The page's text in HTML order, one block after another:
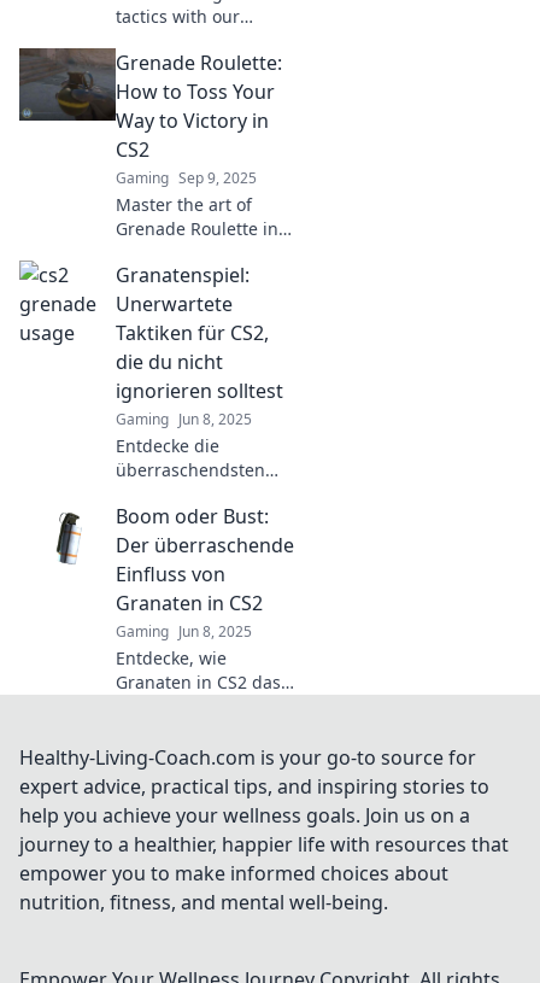
tactics with our
guide! Elevate your
gameplay and
dominate the
battlefield like a pro.
Grenade Roulette:
How to Toss Your
Way to Victory in
CS2
Gaming Sep 9, 2025
Master the art of
Grenade Roulette in
and tricks to
dominate the
battlefield and secure
victory with explosive
strategies.
Granatenspiel:
Unerwartete
Taktiken für CS2,
die du nicht
ignorieren solltest
Gaming Jun 8, 2025
Entdecke die
überraschendsten
dein Spiel verändern!
Lass dir diese
Geheimnisse nicht
entgehen!
Boom oder Bust:
Der überraschende
Einfluss von
Granaten in CS2
Gaming Jun 8, 2025
Entdecke, wie
Granaten in CS2 das
Überraschungen und
Taktiken, die du nicht
verpassen darfst!
Healthy-Living-Coach.com is your go-to source for
expert advice, practical tips, and inspiring stories to
help you achieve your wellness goals. Join us on a
journey to a healthier, happier life with resources that
empower you to make informed choices about
nutrition, fitness, and mental well-being.